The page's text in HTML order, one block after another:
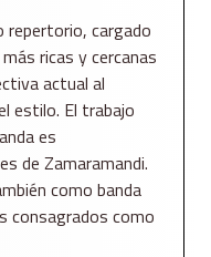
repertorio, cargado
ricas y cercanas
actual al
estilo. El trabajo
es
de Zamaramandi.
como banda
consagrados como